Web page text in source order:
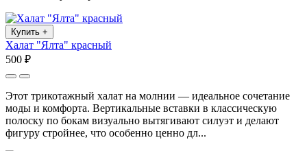
Купить +
Халат "Ялта" красный
500 ₽
Этот трикотажный халат на молнии — идеальное сочетание
моды и комфорта. Вертикальные вставки в классическую
полоску по бокам визуально вытягивают силуэт и делают
фигуру стройнее, что особенно ценно дл...